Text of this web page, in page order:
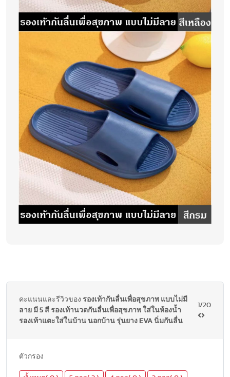
คะแนนและรีวิวของ รองเท้ากันลื่นเพื่อสุขภาพ แบบไม่มี
ลาย มี 5 สี รองเท้านวดกันลื่นเพื่อสุขภาพ ใส่ในห้องน้ำ
รองเท้าแตะใส่ในบ้าน นอกบ้าน รุ่นยาง EVA นิ่มกันลื่น
1/20
ตัวกรอง